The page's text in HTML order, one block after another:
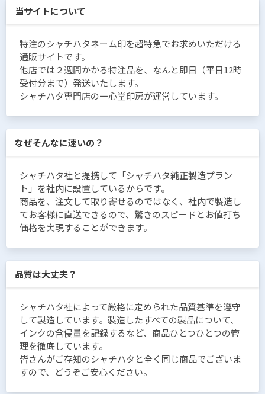
当サイトについて
特注のシャチハタネーム印を超特急でお求めいただける
通販サイトです。
他店では２週間かかる特注品を、なんと即日（平日12時
受付分まで）発送いたします。
シャチハタ専門店の一心堂印房が運営しています。
なぜそんなに速いの？
シャチハタ社と提携して「シャチハタ純正製造プラン
ト」を社内に設置しているからです。
商品を、注文して取り寄せるのではなく、社内で製造し
てお客様に直送できるので、驚きのスピードとお値打ち
価格を実現することができます。
品質は大丈夫？
シャチハタ社によって厳格に定められた品質基準を遵守
して製造しています。製造したすべての製品について、
インクの含侵量を記録するなど、商品ひとつひとつの管
理を徹底しています。
皆さんがご存知のシャチハタと全く同じ商品でございま
すので、どうぞご安心ください。